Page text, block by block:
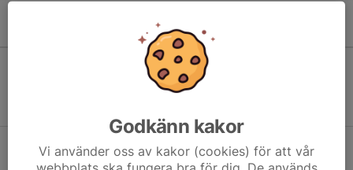
Kommande aktiviteter
Inga aktiviteter inbokade
Hela kalendern
Godkänn kakor
Vi använder oss av kakor (cookies) för att vår